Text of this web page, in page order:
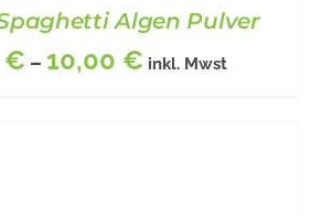
Algen Pulver
€ – 10,00 € inkl. Mwst